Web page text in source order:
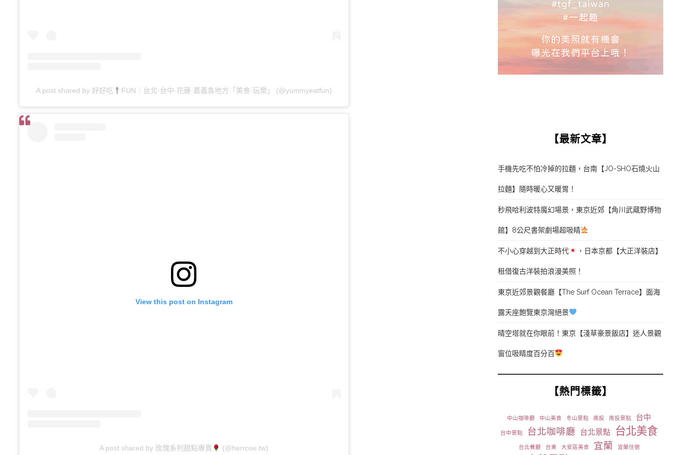
A post shared by 好好吃 FUN｜台北·台中·花蓮·嘉義各地方「美食·玩樂」 (@yummyeatfun)
View this post on Instagram
A post shared by 玫瑰系列甜點專賣 (@herrose.tw)
【最新文章】
手機先吃不怕冷掉的拉麵，台南【JO-SHO石燒火山
拉麵】隨時暖心又暖胃！
秒飛哈利波特魔幻場景，東京近郊【角川武蔵野博物
館】8公尺書架劇場超吸睛
不小心穿越到大正時代 ，日本京都【大正洋裝店】
租借復古洋裝拍浪漫美照！
東京近郊景觀餐廳【The Surf Ocean Terrace】面海
露天座飽覽東京灣絕景
晴空塔就在你眼前！東京【淺草豪景飯店】迷人景觀
窗位吸睛度百分百
【熱門標籤】
中山咖啡廳 中山美食 冬山景點 南投 南投景點 台中
台中景點 台北咖啡廳 台北景點 台北美食
台北餐廳 台東 大安區美食 宜蘭 宜蘭住宿